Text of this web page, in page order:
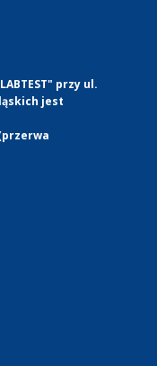
przy ul.
jest
(przerwa